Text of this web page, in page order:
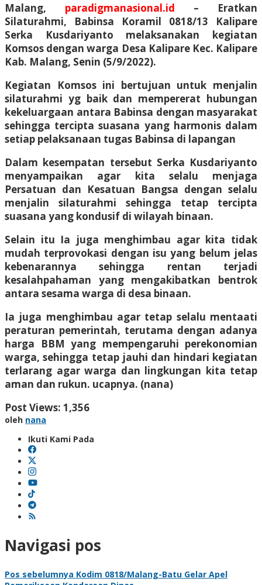
Malang, paradigmanasional.id – Eratkan
Silaturahmi, Babinsa Koramil 0818/13 Kalipare
Serka Kusdariyanto melaksanakan kegiatan
Komsos dengan warga Desa Kalipare Kec. Kalipare
Kab. Malang, Senin (5/9/2022).
Kegiatan Komsos ini bertujuan untuk menjalin
silaturahmi yg baik dan mempererat hubungan
kekeluargaan antara Babinsa dengan masyarakat
sehingga tercipta suasana yang harmonis dalam
setiap pelaksanaan tugas Babinsa di lapangan
Dalam kesempatan tersebut Serka Kusdariyanto
menyampaikan agar kita selalu menjaga
Persatuan dan Kesatuan Bangsa dengan selalu
menjalin silaturahmi sehingga tetap tercipta
suasana yang kondusif di wilayah binaan.
Selain itu Ia juga menghimbau agar kita tidak
mudah terprovokasi dengan isu yang belum jelas
kebenarannya sehingga rentan terjadi
kesalahpahaman yang mengakibatkan bentrok
antara sesama warga di desa binaan.
Ia juga menghimbau agar tetap selalu mentaati
peraturan pemerintah, terutama dengan adanya
harga BBM yang mempengaruhi perekonomian
warga, sehingga tetap jauhi dan hindari kegiatan
terlarang agar warga dan lingkungan kita tetap
aman dan rukun. ucapnya. (nana)
Post Views: 1,356
oleh nana
Ikuti Kami Pada
Navigasi pos
Pos sebelumnya Kodim 0818/Malang-Batu Gelar Apel